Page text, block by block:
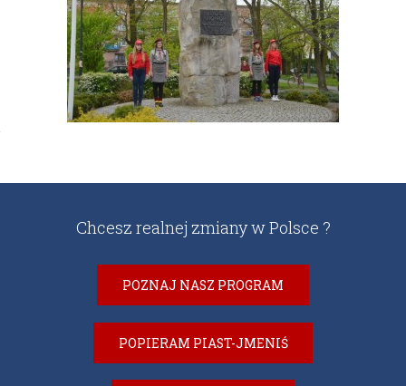
Chcesz realnej zmiany w Polsce ?
POZNAJ NASZ PROGRAM
POPIERAM PIAST-JMENIŚ